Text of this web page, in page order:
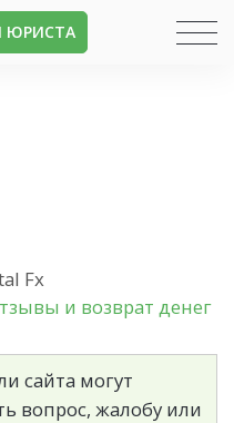
ЮРИСТА
Fx
и возврат денег
сайта могут
вопрос, жалобу или